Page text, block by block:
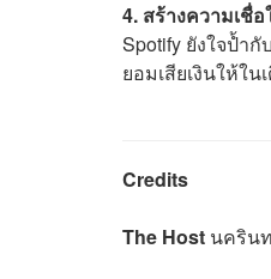
4. สร้างความเชื่
Spotify ยังใจป้ำ
ยอมเสียเงินให้ใ
Credits
The Host นคริน